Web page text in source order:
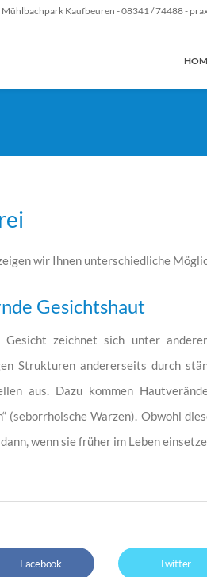
Kaufbeuren - 08341 / 74488 -
wir Ihnen unterschiedliche
Gesichtshaut
Gesicht zeichnet sich unter
Strukturen andererseits durch
aus. Dazu kommen
(seborrhoische Warzen). Obwohl
wenn sie früher im Leben
Facebook Twitter